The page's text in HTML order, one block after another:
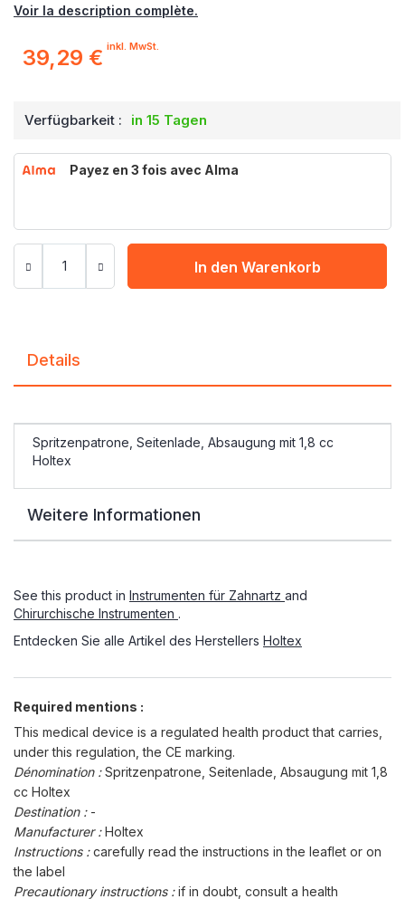
Voir la description complète.
39,29 € inkl. MwSt.
Verfügbarkeit : in 15 Tagen
Payez en 3 fois avec Alma
In den Warenkorb
Details
Spritzenpatrone, Seitenlade, Absaugung mit 1,8 cc
Holtex
Weitere Informationen
See this product in Instrumenten für Zahnartz and
Chirurchische Instrumenten .
Entdecken Sie alle Artikel des Herstellers Holtex
Required mentions :
This medical device is a regulated health product that carries,
under this regulation, the CE marking.
Dénomination :Spritzenpatrone, Seitenlade, Absaugung mit 1,8
cc Holtex
Destination : -
Manufacturer :Holtex
Instructions :carefully read the instructions in the leaflet or on
the label
Precautionary instructions :if in doubt, consult a health